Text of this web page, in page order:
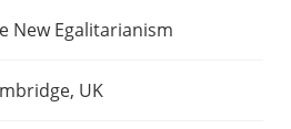
New Egalitarianism
UK